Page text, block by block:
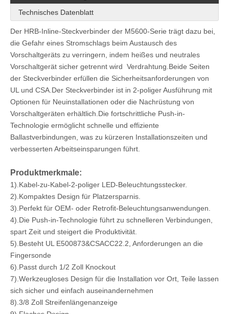
Technisches Datenblatt
Der HRB-Inline-Steckverbinder der M5600-Serie trägt dazu bei,
die Gefahr eines Stromschlags beim Austausch des
Vorschaltgeräts zu verringern, indem heißes und neutrales
Vorschaltgerät sicher getrennt wird Verdrahtung.Beide Seiten
der Steckverbinder erfüllen die Sicherheitsanforderungen von
UL und CSA.Der Steckverbinder ist in 2-poliger Ausführung mit
Optionen für Neuinstallationen oder die Nachrüstung von
Vorschaltgeräten erhältlich.Die fortschrittliche Push-in-
Technologie ermöglicht schnelle und effiziente
Ballastverbindungen, was zu kürzeren Installationszeiten und
verbesserten Arbeitseinsparungen führt.
Produktmerkmale:
1).Kabel-zu-Kabel-2-poliger LED-Beleuchtungsstecker.
2).Kompaktes Design für Platzersparnis.
3).Perfekt für OEM- oder Retrofit-Beleuchtungsanwendungen.
4).Die Push-in-Technologie führt zu schnelleren Verbindungen,
spart Zeit und steigert die Produktivität.
5).Besteht UL E500873&CSACC22.2 , Anforderungen an die
Fingersonde
6).Passt durch 1/2 Zoll Knockout
7).Werkzeugloses Design für die Installation vor Ort, Teile lassen
sich sicher und einfach auseinandernehmen
8).3/8 Zoll Streifenlängenanzeige